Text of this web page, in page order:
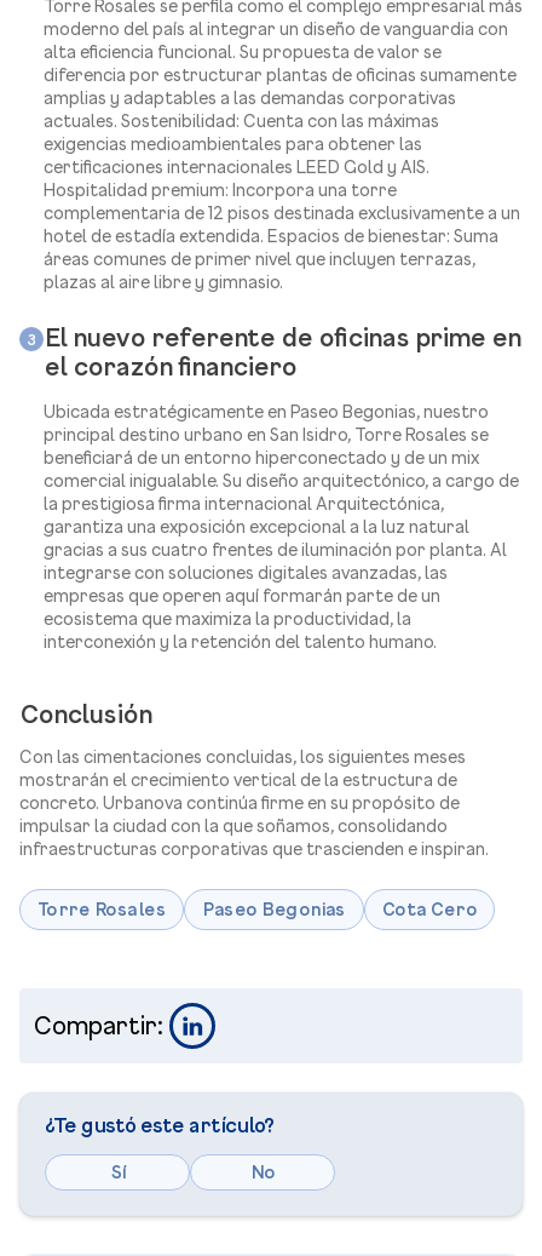
Torre Rosales se perfila como el complejo empresarial más
moderno del país al integrar un diseño de vanguardia con
alta eficiencia funcional. Su propuesta de valor se
diferencia por estructurar plantas de oficinas sumamente
amplias y adaptables a las demandas corporativas
actuales. Sostenibilidad: Cuenta con las máximas
exigencias medioambientales para obtener las
certificaciones internacionales LEED Gold y AIS.
Hospitalidad premium: Incorpora una torre
complementaria de 12 pisos destinada exclusivamente a un
hotel de estadía extendida. Espacios de bienestar: Suma
áreas comunes de primer nivel que incluyen terrazas,
plazas al aire libre y gimnasio.
3
El nuevo referente de oficinas prime en
el corazón financiero
Ubicada estratégicamente en Paseo Begonias, nuestro
principal destino urbano en San Isidro, Torre Rosales se
beneficiará de un entorno hiperconectado y de un mix
comercial inigualable. Su diseño arquitectónico, a cargo de
la prestigiosa firma internacional Arquitectónica,
garantiza una exposición excepcional a la luz natural
gracias a sus cuatro frentes de iluminación por planta. Al
integrarse con soluciones digitales avanzadas, las
empresas que operen aquí formarán parte de un
ecosistema que maximiza la productividad, la
interconexión y la retención del talento humano.
Conclusión
Con las cimentaciones concluidas, los siguientes meses
mostrarán el crecimiento vertical de la estructura de
concreto. Urbanova continúa firme en su propósito de
impulsar la ciudad con la que soñamos, consolidando
infraestructuras corporativas que trascienden e inspiran.
Torre Rosales Paseo Begonias Cota Cero
Compartir:
¿Te gustó este artículo?
Sí No